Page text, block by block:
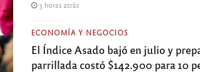
3 horas atrás
ECONOMÍA Y NEGOCIOS
El Índice Asado bajó en julio y
parrillada costó $142.900 para 10